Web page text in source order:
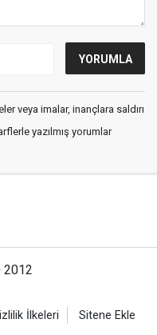
veya imalar, inançlara saldırı
yazılmış yorumlar
2012
İlkeleri Sitene Ekle